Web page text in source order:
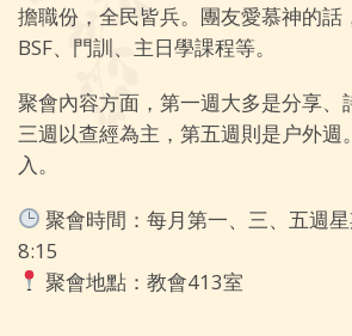
擔職份，全民皆兵。團友愛慕神的話
BSF、門訓、主日學課程等。
聚會內容方面，第一週大多是分享、
三週以查經為主，第五週則是户外週
入。
聚會時間：每月第一、三、五週
8:15
聚會地點：教會413室